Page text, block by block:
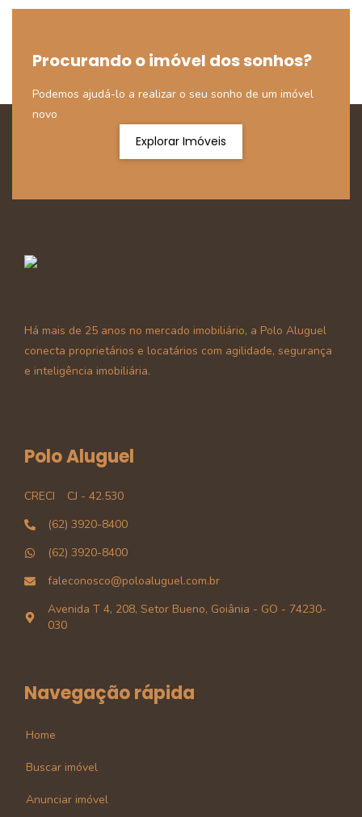
Procurando o imóvel dos sonhos?
Podemos ajudá-lo a realizar o seu sonho de um imóvel
novo
Explorar Imóveis
Há mais de 25 anos no mercado imobiliário, a Polo Aluguel
conecta proprietários e locatários com agilidade, segurança
e inteligência imobiliária.
Polo Aluguel
CRECI
CJ - 42.530
(62) 3920-8400
(62) 3920-8400
faleconosco@poloaluguel.com.br
Avenida T 4, 208, Setor Bueno, Goiânia - GO - 74230-
030
Navegação rápida
Home
Buscar imóvel
Anunciar imóvel